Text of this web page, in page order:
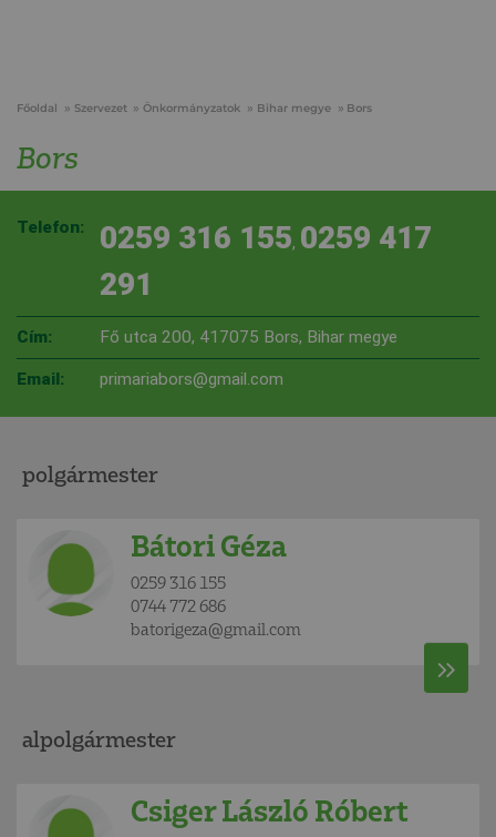
Főoldal Szervezet Önkormányzatok Bihar megye Bors
Bors
Telefon: 0259 316 155, 0259 417
291
Cím: Fő utca 200, 417075 Bors, Bihar megye
Email: primariabors@gmail.com
polgármester
Bátori Géza
0259 316 155
0744 772 686
batorigeza@gmail.com
alpolgármester
Csiger László Róbert